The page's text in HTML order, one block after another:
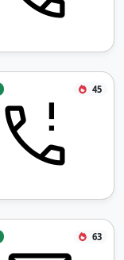
45
63